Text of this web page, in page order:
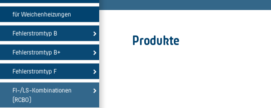
für Weichenheizungen
Fehlerstromtyp B
Fehlerstromtyp B+
Fehlerstromtyp F
FI-/LS-Kombinationen
(RCBO)
Produkte